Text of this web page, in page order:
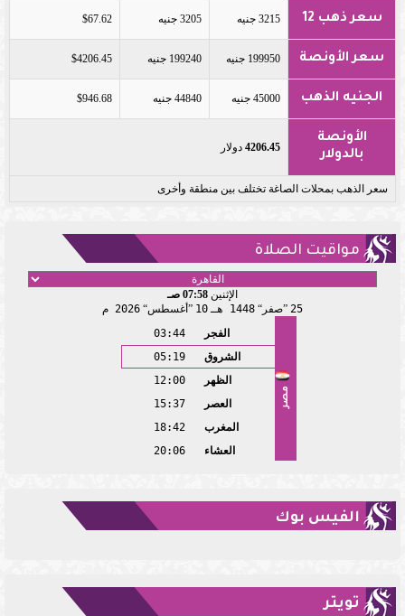
سعر ذهب 12 3215 جنيه 3205 جنيه $67.62
سعر الأونصة 199950 جنيه 199240 جنيه $4206.45
الجنيه الذهب 45000 جنيه 44840 جنيه $946.68
الأونصة
بالدولار
4206.45 دولار
سعر الذهب بمحلات الصاغة تختلف بين منطقة وأخرى
مواقيت الصلاة
الإثنين 07:58 صـ
25 صفر 1448 هـ 10 أغسطس 2026 م
مصر
الفجر
03:44
الشروق
05:19
الظهر
12:00
العصر
15:37
المغرب
18:42
العشاء
20:06
الفيس بوك
تويتر